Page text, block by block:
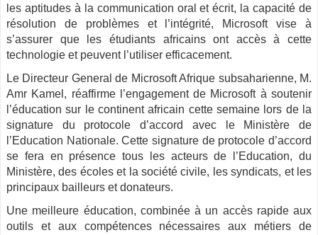
les aptitudes à la communication oral et écrit, la capacité de
résolution de problèmes et l’intégrité, Microsoft vise à
s’assurer que les étudiants africains ont accès à cette
technologie et peuvent l’utiliser efficacement.
Le Directeur General de Microsoft Afrique subsaharienne, M.
Amr Kamel, réaffirme l’engagement de Microsoft à soutenir
l’éducation sur le continent africain cette semaine lors de la
signature du protocole d’accord avec le Ministère de
l’Education Nationale. Cette signature de protocole d’accord
se fera en présence tous les acteurs de l’Education, du
Ministère, des écoles et la société civile, les syndicats, et les
principaux bailleurs et donateurs.
Une meilleure éducation, combinée à un accès rapide aux
outils et aux compétences nécessaires aux métiers de